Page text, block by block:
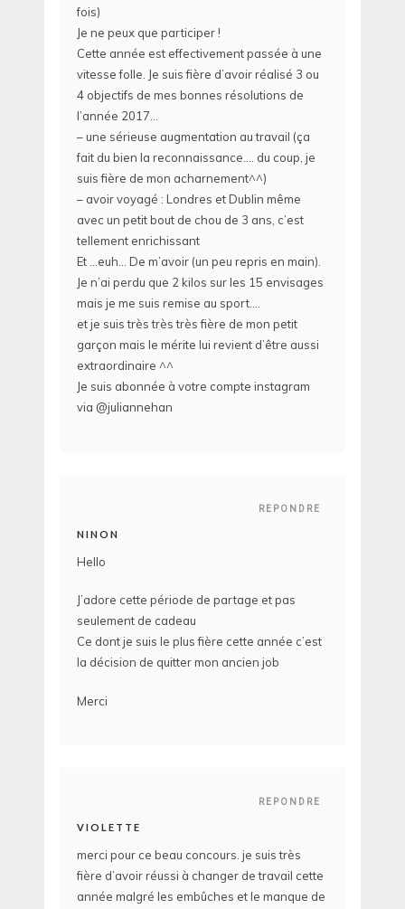
fois)
Je ne peux que participer !
Cette année est effectivement passée à une
vitesse folle. Je suis fière d’avoir réalisé 3 ou
4 objectifs de mes bonnes résolutions de
l’année 2017…
– une sérieuse augmentation au travail (ça
fait du bien la reconnaissance…. du coup, je
suis fière de mon acharnement^^)
– avoir voyagé : Londres et Dublin même
avec un petit bout de chou de 3 ans, c’est
tellement enrichissant
Et …euh… De m’avoir (un peu repris en main).
Je n’ai perdu que 2 kilos sur les 15 envisages
mais je me suis remise au sport….
et je suis très très très fière de mon petit
garçon mais le mérite lui revient d’être aussi
extraordinaire ^^
Je suis abonnée à votre compte instagram
via @juliannehan
REPONDRE
NINON
Hello
J’adore cette période de partage et pas
seulement de cadeau
Ce dont je suis le plus fière cette année c’est
la décision de quitter mon ancien job
Merci
REPONDRE
VIOLETTE
merci pour ce beau concours. je suis très
fière d’avoir réussi à changer de travail cette
année malgré les embûches et le manque de